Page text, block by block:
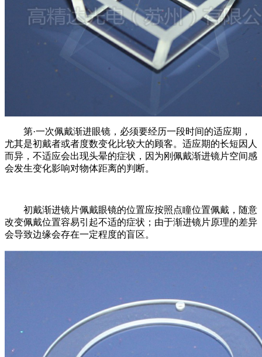
第·一次佩戴渐进眼镜，必须要经历一段时间的适应期，
尤其是初戴者或者度数变化比较大的顾客。适应期的长短因人
而异，不适应会出现头晕的症状，因为刚佩戴渐进镜片空间感
会发生变化影响对物体距离的判断。
初戴渐进镜片佩戴眼镜的位置应按照点瞳位置佩戴，随意
改变佩戴位置容易引起不适的症状；由于渐进镜片原理的差异
会导致边缘会存在一定程度的盲区。